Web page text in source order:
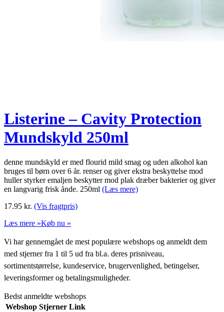
Listerine – Cavity Protection
Mundskyld 250ml
denne mundskyld er med flourid mild smag og uden alkohol kan
bruges til børn over 6 år. renser og giver ekstra beskyttelse mod
huller styrker emaljen beskytter mod plak dræber bakterier og giver
en langvarig frisk ånde. 250ml (Læs mere)
17.95 kr. (Vis fragtpris)
Læs mere »Køb nu »
Vi har gennemgået de mest populære webshops og anmeldt dem
med stjerner fra 1 til 5 ud fra bl.a. deres prisniveau,
sortimentstørrelse, kundeservice, brugervenlighed, betingelser,
leveringsformer og betalingsmuligheder.
Bedst anmeldte webshops
Webshop Stjerner Link